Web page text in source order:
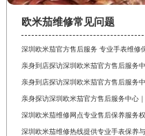
欧米茄维修常见问题
深圳欧米茄官方售后服务 专业手表维修
亲身探访深圳欧米茄官方售后服务中心
深圳欧米茄维修网点专业售后保养服务
深圳欧米茄维修热线提供专业手表保养